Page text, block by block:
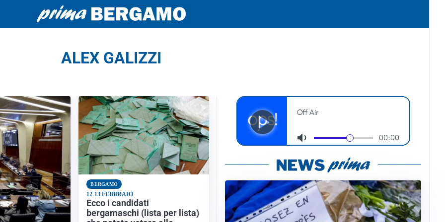
ALEX GALIZZI
BERGAMO
12-13 FEBBRAIO
Ecco i candidati
bergamaschi (lista per lista)